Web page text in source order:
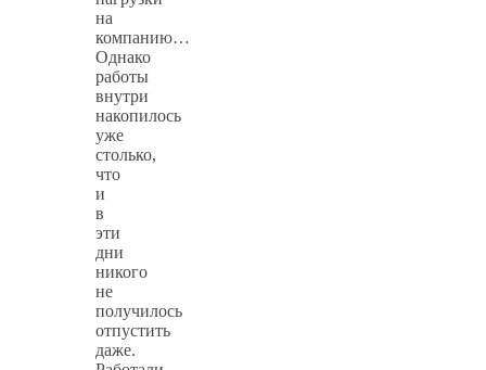
на
компанию…
Однако
работы
внутри
накопилось
уже
столько,
что
и
в
эти
дни
никого
не
получилось
отпустить
даже.